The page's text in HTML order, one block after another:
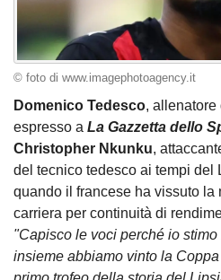
© foto di www.imagephotoagency.it
Domenico Tedesco, allenatore
espresso a La Gazzetta dello
Christopher Nkunku,
del tecnico tedesco ai tempi del
quando il francese ha vissuto
carriera per continuità di
"Capisco le voci perché io
insieme abbiamo vinto la